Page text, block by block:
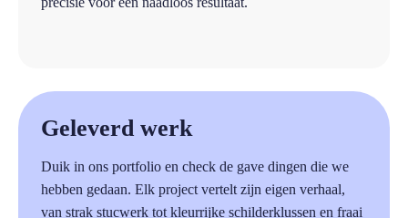
Geleverd werk
Duik in ons portfolio en check de gave dingen die we
hebben gedaan. Elk project vertelt zijn eigen verhaal,
van strak stucwerk tot kleurrijke schilderklussen en fraai